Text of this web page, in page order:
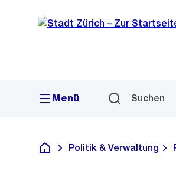
Navigation
Sprunglink
Menü Suchen
Deutsch
Politik & Verwaltung